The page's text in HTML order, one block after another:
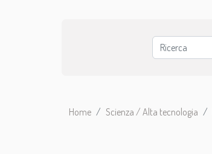
Home Scienza / Alta tecnologia